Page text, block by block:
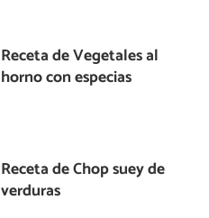
Receta de Vegetales al
horno con especias
Receta de Chop suey de
verduras